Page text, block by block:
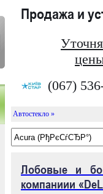
Продажа и
(067)
Автостекло »
Лобовые и
компаниии